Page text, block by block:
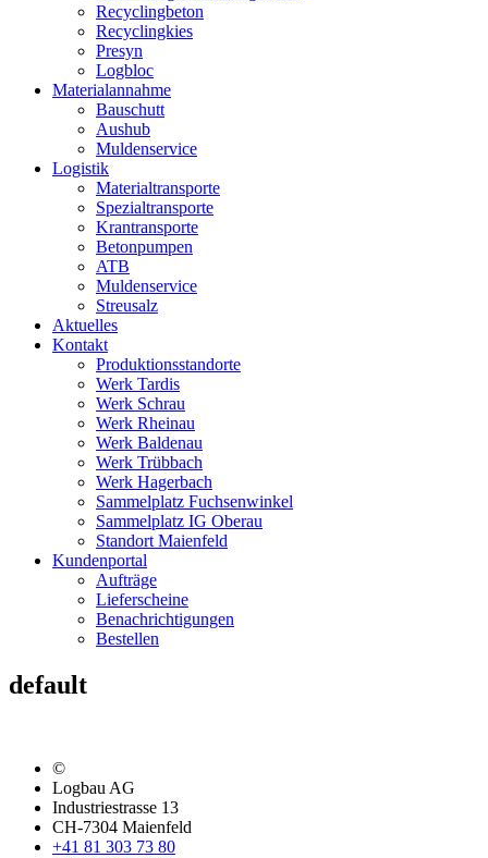
Recyclingbeton
Recyclingkies
Presyn
Logbloc
Materialannahme
Bauschutt
Aushub
Muldenservice
Logistik
Materialtransporte
Spezialtransporte
Krantransporte
Betonpumpen
ATB
Muldenservice
Streusalz
Aktuelles
Kontakt
Produktionsstandorte
Werk Tardis
Werk Schrau
Werk Rheinau
Werk Baldenau
Werk Trübbach
Werk Hagerbach
Sammelplatz Fuchsenwinkel
Sammelplatz IG Oberau
Standort Maienfeld
Kundenportal
Aufträge
Lieferscheine
Benachrichtigungen
Bestellen
default
©
Logbau AG
Industriestrasse 13
CH-7304 Maienfeld
+41 81 303 73 80